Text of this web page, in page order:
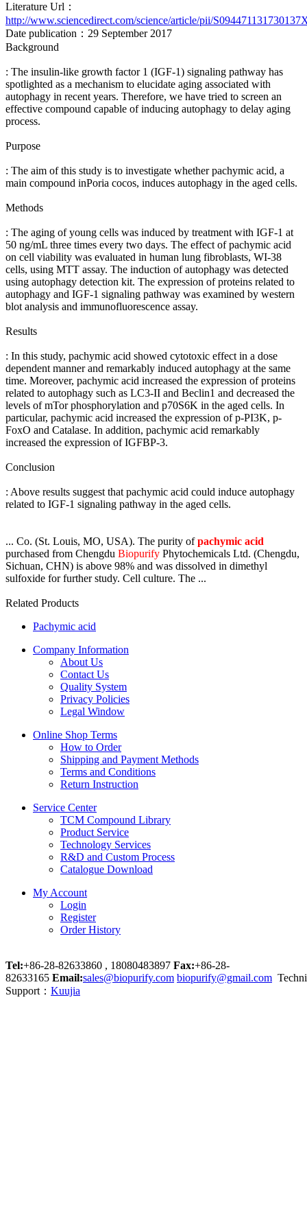
Literature Url：
http://www.sciencedirect.com/science/article/pii/
Date publication：29 September 2017
Background
: The insulin-like growth factor 1 (IGF-1) signaling pathway has
spotlighted as a mechanism to elucidate aging associated with
autophagy in recent years. Therefore, we have tried to screen an
effective compound capable of inducing autophagy to delay aging
process.
Purpose
: The aim of this study is to investigate whether pachymic acid, a
main compound inPoria cocos, induces autophagy in the aged cells.
Methods
: The aging of young cells was induced by treatment with IGF-1 at
50 ng/mL three times every two days. The effect of pachymic acid
on cell viability was evaluated in human lung fibroblasts, WI-38
cells, using MTT assay. The induction of autophagy was detected
using autophagy detection kit. The expression of proteins related to
autophagy and IGF-1 signaling pathway was examined by western
blot analysis and immunofluorescence assay.
Results
: In this study, pachymic acid showed cytotoxic effect in a dose
dependent manner and remarkably induced autophagy at the same
time. Moreover, pachymic acid increased the expression of proteins
related to autophagy such as LC3-II and Beclin1 and decreased the
levels of mTor phosphorylation and p70S6K in the aged cells. In
particular, pachymic acid increased the expression of p-PI3K, p-
FoxO and Catalase. In addition, pachymic acid remarkably
increased the expression of IGFBP-3.
Conclusion
: Above results suggest that pachymic acid could induce autophagy
related to IGF-1 signaling pathway in the aged cells.
... Co. (St. Louis, MO, USA). The purity ofpachymic acid
purchased from Chengdu Biopurify Phytochemicals Ltd. (Chengdu,
Sichuan, CHN) is above 98% and was dissolved in dimethyl
sulfoxide for further study. Cell culture. The ...
Related Products
Pachymic acid
Company Information
About Us
Contact Us
Quality System
Privacy Policies
Legal Window
Online Shop Terms
How to Order
Shipping and Payment Methods
Terms and Conditions
Return Instruction
Service Center
TCM Compound Library
Product Service
Technology Services
R&D and Custom Process
Catalogue Download
My Account
Login
Register
Order History
Tel:+86-28-82633860 , 18080483897 Fax:+86-28-
82633165 Email:sales@biopurify.com biopurify@gmail.com
Support： Kuujia